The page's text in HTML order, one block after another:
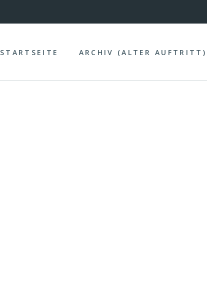
STARTSEITE ARCHIV (ALTER AUFTRITT)